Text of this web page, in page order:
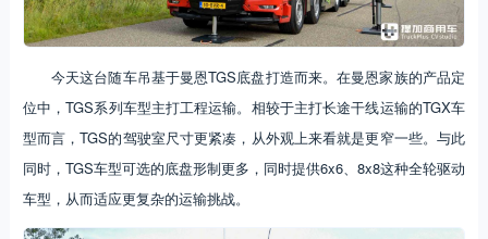
今天这台随车吊基于曼恩TGS底盘打造而来。在曼恩家族的产品定
位中，TGS系列车型主打工程运输。相较于主打长途干线运输的TGX车
型而言，TGS的驾驶室尺寸更紧凑，从外观上来看就是更窄一些。与此
同时，TGS车型可选的底盘形制更多，同时提供6x6、8x8这种全轮驱动
车型，从而适应更复杂的运输挑战。